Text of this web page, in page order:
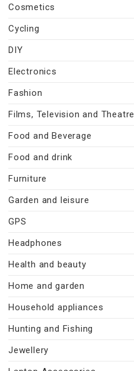
Cosmetics
Cycling
DIY
Electronics
Fashion
Films, Television and Theatre
Food and Beverage
Food and drink
Furniture
Garden and leisure
GPS
Headphones
Health and beauty
Home and garden
Household appliances
Hunting and Fishing
Jewellery